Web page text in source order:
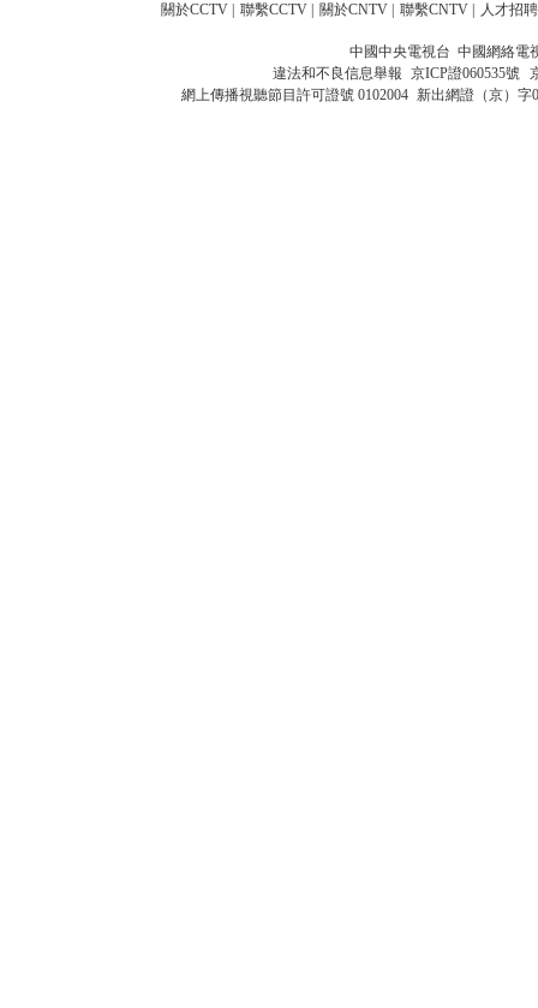
關於CCTV 聯繫CCTV 關於CNTV 聯繫CNTV 人才招聘
中國中央電視台 中國網絡電
違法和不良信息舉報 京ICP證060535號
網上傳播視聽節目許可證號 0102004 新出網證（京）